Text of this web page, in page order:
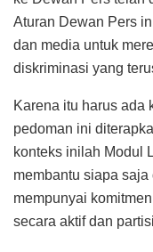
Aturan Dewan Pers
dan media untuk
diskriminasi yang
Karena itu harus ada
pedoman ini
konteks inilah Modul
membantu siapa
mempunyai
secara aktif dan